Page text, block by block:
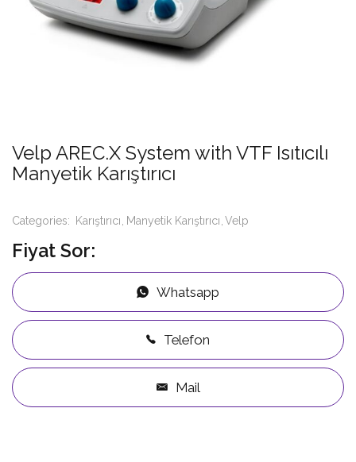
Velp AREC.X System with VTF Isıtıcılı
Manyetik Karıştırıcı
Categories: Karıştırıcı Manyetik Karıştırıcı Velp
Fiyat Sor:
Whatsapp
Telefon
Mail